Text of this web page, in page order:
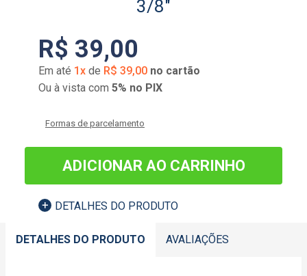
3/8"
R$ 39,00
Em até 1 x de R$ 39,00 no cartão
Ou à vista com 5% no PIX
Formas de parcelamento
ADICIONAR AO CARRINHO
DETALHES DO PRODUTO
DETALHES DO PRODUTO AVALIAÇÕES